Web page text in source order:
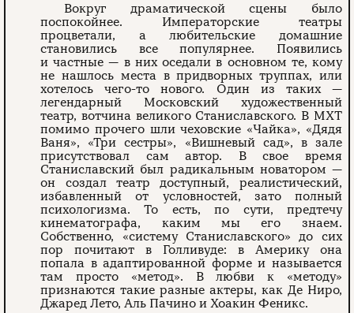
Вокруг драматической сцены было
поспокойнее. Императорские театры
процветали, а любительские домашние
становились все популярнее. Появились
и частные — в них оседали в основном те, кому
не нашлось места в придворных труппах, или
хотелось чего-то нового. Один из таких —
легендарный Московский художественный
театр, вотчина великого Станиславского. В МХТ
помимо прочего шли чеховские «Чайка», «Дядя
Ваня», «Три сестры», «Вишневый сад», в зале
присутствовал сам автор. В свое время
Станиславский был радикальным новатором —
он создал театр доступный, реалистический,
избавленный от условностей, зато полный
психологизма. То есть, по сути, предтечу
кинематографа, каким мы его знаем.
Собственно, «систему Станиславского» до сих
пор почитают в Голливуде: в Америку она
попала в адаптированной форме и называется
там просто «метод». В любви к «методу»
признаются такие разные актеры, как Де Ниро,
Джаред Лето, Аль Пачино и Хоакин Феникс.